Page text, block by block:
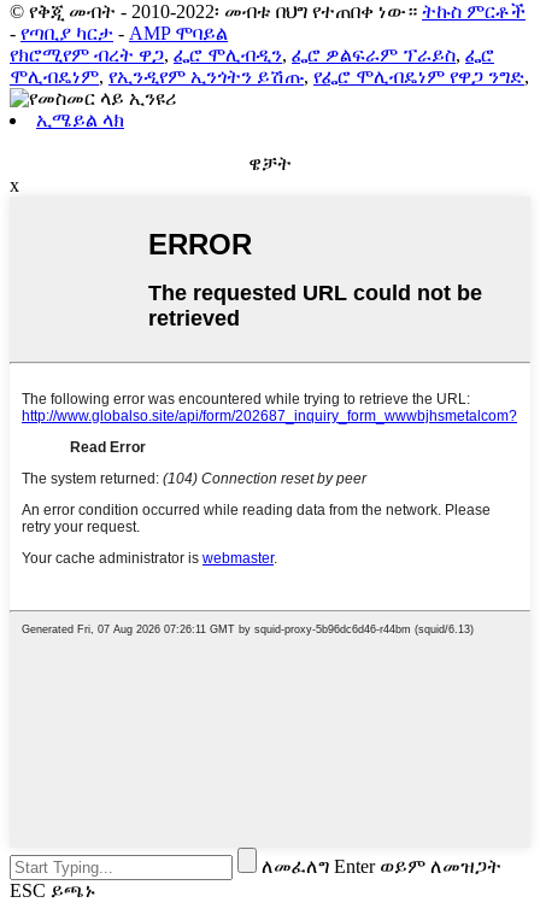
© የቅጂ መብት - 2010-2022፡ መብቱ በህግ የተጠበቀ ነው። ትኩስ ምርቶች
- የጣቢያ ካርታ - AMP ሞባይል
የክሮሚየም ብረት ዋጋ, ፌሮ ሞሊብዲን, ፌሮ ዎልፍራም ፕራይስ, ፌሮ
ሞሊብዴነም, የኢንዲየም ኢንጎትን ይሽጡ, የፌሮ ሞሊብዴነም የዋጋ ንግድ,
ኢሜይል ላክ
ዌቻት
x
ለመፈለግ Enter ወይም ለመዝጋት
ESC ይጫኑ